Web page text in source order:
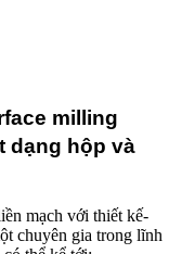
milling
dạng hộp và
mạch với thiết kế-
chuyên gia trong lĩnh